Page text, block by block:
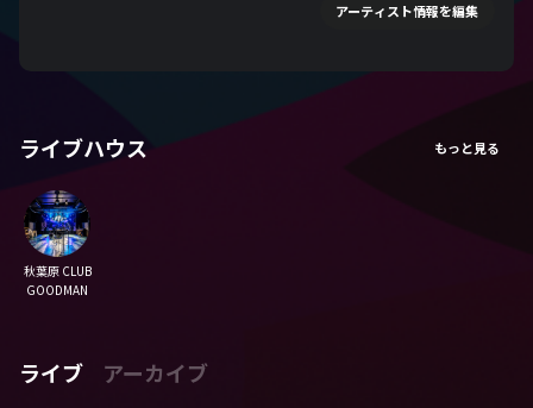
アーティスト情報を編集
ライブハウス
秋葉原 CLUB
GOODMAN
ライブ アーカイブ